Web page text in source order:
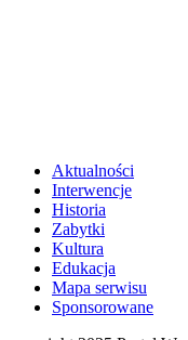
Aktualności
Interwencje
Historia
Zabytki
Kultura
Edukacja
Mapa serwisu
Sponsorowane